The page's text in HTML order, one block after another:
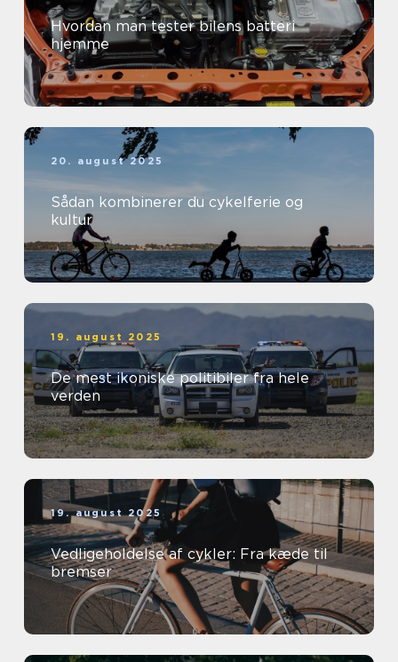
Hvordan man tester bilens batteri
hjemme
20. august 2025
Sådan kombinerer du cykelferie og
kultur
19. august 2025
De mest ikoniske politibiler fra hele
verden
19. august 2025
Vedligeholdelse af cykler: Fra kæde til
bremser